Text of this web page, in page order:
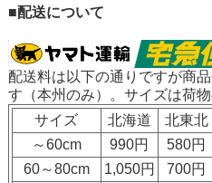
■配送について
配送料は以下の通りですが商
す（本州のみ）。サイズは荷物
サイズ
北海道 北東北
～60cm
990円 580円
60～80cm
1,050円 700円